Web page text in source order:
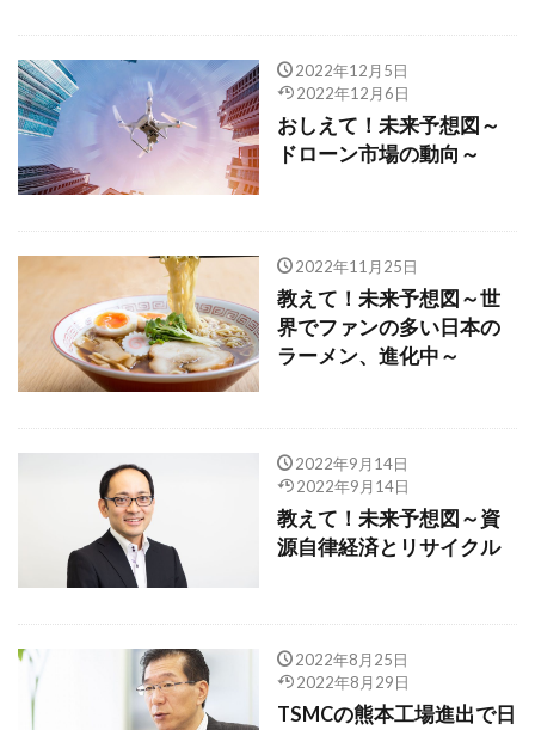
2022年12月5日
2022年12月6日
おしえて！未来予想図～
ドローン市場の動向～
2022年11月25日
教えて！未来予想図～世
界でファンの多い日本の
ラーメン、進化中～
2022年9月14日
2022年9月14日
教えて！未来予想図～資
源自律経済とリサイクル
2022年8月25日
2022年8月29日
TSMCの熊本工場進出で日